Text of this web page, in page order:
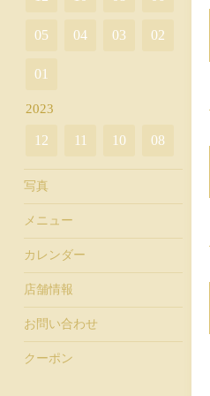
05 04 03 02
01
2023
12 11 10 08
写真
メニュー
カレンダー
店舗情報
お問い合わせ
クーポン